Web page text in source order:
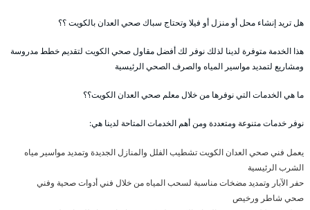
هل تريد إنشاء محل أو منزل أو فيلا وتحتاج سباك صحي العدان بالكويت ؟؟
هذا الخدمة متوفرة لدينا لذلك نوفر لك أفضل مقاول صحي الكويت لتقديم خطط مدروسة
ومشاريع لتمديد مواسير المياه والصرف الصحي الرئيسية
ما هي الخدمات التي نوفرها من خلال معلم صحي العدان الكويت؟؟
نوفر خدمات متنوعة ومتعددة ومن أهم الخدمات المتاحة لدينا هي:
يعمل فني صحي العدان الكويت تشطيب الفلل والمنازل الجديدة وتمديد مواسير مياه
الشرب الرئيسية
حفر الآبار وتمديد مضخات مناسبة لسحب المياه من خلال فني أدوات صحية وفني
صحي شاطر ورخيص